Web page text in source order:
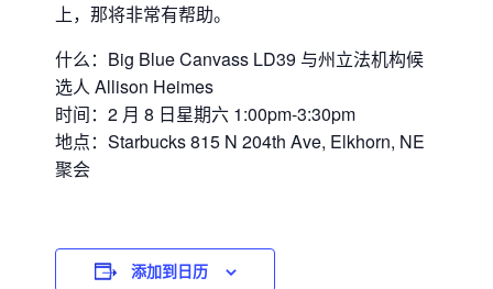
上，那将非常有帮助。
什么：Big Blue Canvass LD39 与州立法机构候
选人 Allison Heimes
时间：2 月 8 日星期六 1:00pm-3:30pm
地点：Starbucks 815 N 204th Ave, Elkhorn, NE
聚会
添加到日历